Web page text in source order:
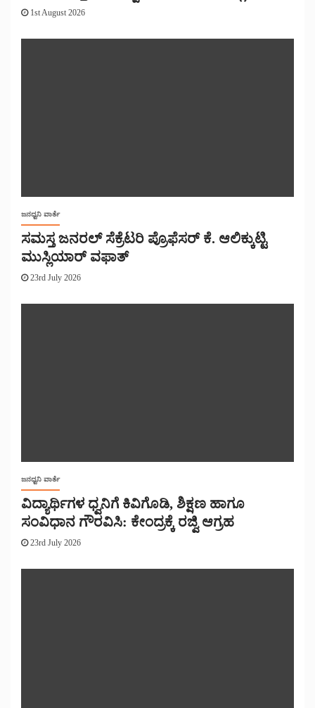
1st August 2026
ಜನಧ್ವನಿ ವಾರ್ತೆ
ಸಮಸ್ತ ಜನರಲ್ ಸೆಕ್ರೆಟರಿ ಪ್ರೊಫೆಸರ್ ಕೆ. ಆಲಿಕ್ಕುಟ್ಟಿ
ಮುಸ್ಲಿಯಾರ್ ವಫಾತ್
23rd July 2026
ಜನಧ್ವನಿ ವಾರ್ತೆ
ವಿದ್ಯಾರ್ಥಿಗಳ ಧ್ವನಿಗೆ ಕಿವಿಗೊಡಿ, ಶಿಕ್ಷಣ ಹಾಗೂ
ಸಂವಿಧಾನ ಗೌರವಿಸಿ: ಕೇಂದ್ರಕ್ಕೆ ರಜ್ವಿ ಆಗ್ರಹ
23rd July 2026